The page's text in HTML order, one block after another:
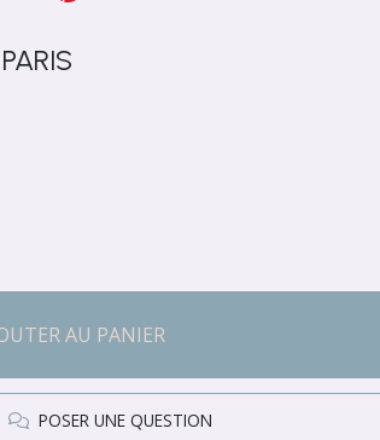
AU PANIER
POSER UNE QUESTION